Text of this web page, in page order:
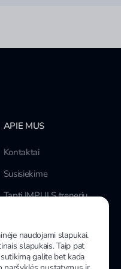
APIE MUS
Kontaktai
Susisiekime
Tapti IMPULS treneriu
MANO IMPULS
naudojami slapukai.
slapukais. Taip pat
galite bet kada